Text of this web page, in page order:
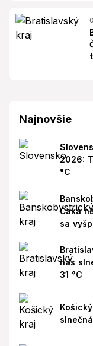
Najnovšie
2026:
°C
Čaká
sa
nás
31 °C